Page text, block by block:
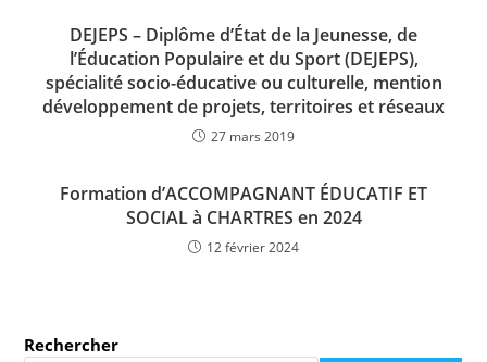
DEJEPS – Diplôme d’État de la Jeunesse, de
l’Éducation Populaire et du Sport (DEJEPS),
spécialité socio-éducative ou culturelle, mention
développement de projets, territoires et réseaux
27 mars 2019
Formation d’ACCOMPAGNANT ÉDUCATIF ET
SOCIAL à CHARTRES en 2024
12 février 2024
Rechercher